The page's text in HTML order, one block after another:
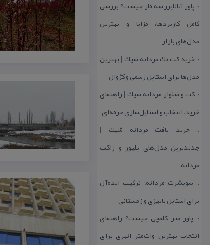
:: پاور آنالایزر سه فاز چیست؟ بررسی
كامل كاربردها، مزایا و بهترین
مدل‌های بازار
:: خرید كت تك مردانه شیك | بهترین
مدل‌ها برای استایل رسمی و كژوال
::كت و شلوار مردانه شیك | راهنمای
خرید، انتخاب و استایل‌سازی حرفه‌ای
::خرید بافت مردانه شیك |
جدیدترین مدل‌های پلیور و ژاكت
مردانه
:: سویشرت مردانه؛ تركیب ایده‌آل
برای استایل پاییزی و زمستانی
:: پاور متر كلمپی چیست؟ راهنمای
انتخاب بهترین وات‌متر انبری برای